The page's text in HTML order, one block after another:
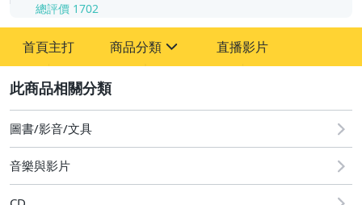
總評價 1702
首頁主打 商品分類
其它
直播影片
圖書/影音/文具
音樂與影片